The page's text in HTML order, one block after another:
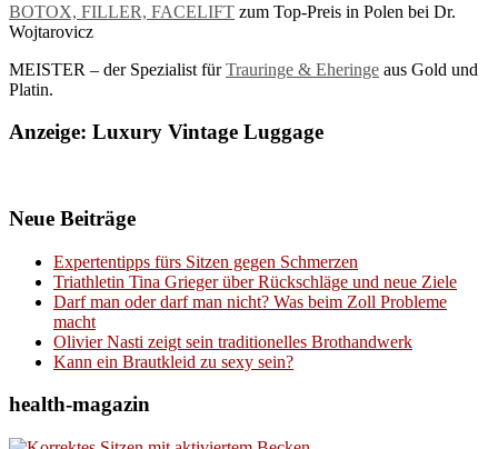
BOTOX, FILLER, FACELIFT zum Top-Preis in Polen bei Dr.
Wojtarovicz
MEISTER – der Spezialist fürTrauringe & Eheringe aus Gold und
Platin.
Anzeige: Luxury Vintage Luggage
Neue Beiträge
Expertentipps fürs Sitzen gegen Schmerzen
Triathletin Tina Grieger über Rückschläge und neue Ziele
Darf man oder darf man nicht? Was beim Zoll Probleme
macht
Olivier Nasti zeigt sein traditionelles Brothandwerk
Kann ein Brautkleid zu sexy sein?
health-magazin